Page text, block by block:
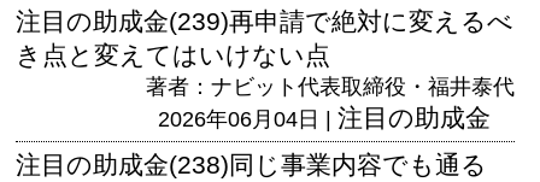
注目の助成金(239)再申請で絶対に変えるべ
き点と変えてはいけない点
著者：ナビット代表取締役・福井泰代
2026年06月04日 | 注目の助成金
注目の助成金(238)同じ事業内容でも通る